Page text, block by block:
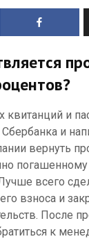
квитанций и
и
вернуть
всего
взноса и
После
к